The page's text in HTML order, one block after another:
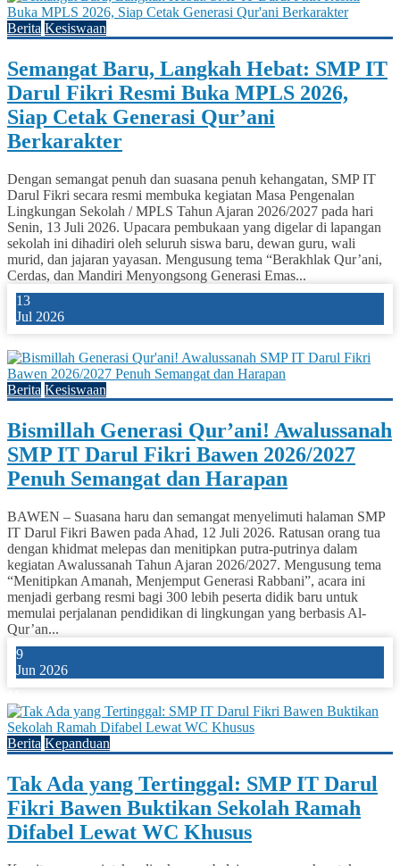
Berita Kesiswaan
Semangat Baru, Langkah Hebat: SMP IT
Darul Fikri Resmi Buka MPLS 2026,
Siap Cetak Generasi Qur’ani
Berkarakter
Dengan semangat penuh dan suasana penuh kehangatan, SMP IT
Darul Fikri secara resmi membuka kegiatan Masa Pengenalan
Lingkungan Sekolah / MPLS Tahun Ajaran 2026/2027 pada hari
Senin, 13 Juli 2026. Upacara pembukaan yang digelar di lapangan
sekolah ini dihadiri oleh seluruh siswa baru, dewan guru, wali
murid, dan jajaran yayasan. Mengusung tema “Berakhlak Qur’ani,
Cerdas, dan Mandiri Menyongsong Generasi Emas...
13
Jul 2026
Berita Kesiswaan
Bismillah Generasi Qur’ani! Awalussanah
SMP IT Darul Fikri Bawen 2026/2027
Penuh Semangat dan Harapan
BAWEN – Suasana haru dan semangat menyelimuti halaman SMP
IT Darul Fikri Bawen pada Ahad, 12 Juli 2026. Ratusan orang tua
dengan khidmat melepas dan menitipkan putra-putrinya dalam
kegiatan Awalussanah Tahun Ajaran 2026/2027. Mengusung tema
“Menitipkan Amanah, Menjemput Generasi Rabbani”, acara ini
menjadi gerbang resmi bagi 300 lebih peserta didik baru untuk
memulai perjalanan pendidikan di lingkungan yang berbasis Al-
Qur’an...
9
Jun 2026
Berita Kepanduan
Tak Ada yang Tertinggal: SMP IT Darul
Fikri Bawen Buktikan Sekolah Ramah
Difabel Lewat WC Khusus